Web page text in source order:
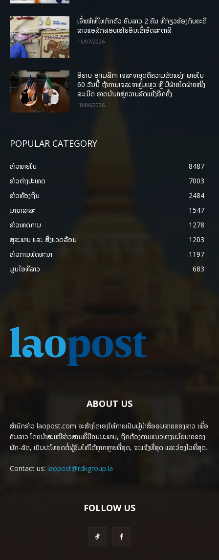
ເຈົ້າໜ້າທີ່ໄທກັກຕົວ ຄົນລາວ 2 ຄົນ ທີ່ກ່ຽວຂ້ອງກັບຄະດີ
ສາວແອລັກລອບເຮໂຣອີນເຂົ້າອົດສະຕາລີ
16/07/2026
ອີຣານ-ອາເມລິກາ ເຈລະຈາຍຸດຕິຄວາມຂັດແຍ່ງ! ພາຍໃນ
60 ວັນນີ້ ຖ້າການເຈລະຈາຫຼົ້ມເຫຼວ ຫຼື ມີຝ່າຍໃດຝ່າຍໜຶ່ງ
ລະເມີດ ອາດນໍາມາສູ່ຄວາມຂັດແຍ້ງອີກຄັ້ງ
18/06/2026
POPULAR CATEGORY
ຂ່າວພາຍ​ໃນ
8487
ຂ່າວຕ່າງປະເທດ
7003
ຂ່າວທ້ອງຖິ່ນ
2484
ນານາສາລະ
1547
ຂ່າວເຫດການ
1278
ສຸຂະພາບ ແລະ ສີ່ງແວດລ້ອມ
1203
ຂ່າວການພັດທະນາ
1197
ມູມໄອທີລາວ
683
ABOUT US
ສຳນັກຂ່າວ laopost.com ຈະສ້າງໂຕເອງໃຫ້ກາຍເປັນຜູ້ນຳສື່ອອນລາຍຂອງລາວ ເພື່ອ
ຄົນລາວ ໂດຍນຳສະເໜີຂ່າວສານທີ່ມີຄຸນນະພາບ, ຖືກຕ້ອງຕາມແນວທາງນະໂຍບາຍຂອງ
ພັກ-ລັດ, ເປັນປະໂຫຍດຕໍ່ຜູ້ຊົມໃຫ້ໄດ້ຫຼາກຫຼາຍທີ່ສຸດ, ຈະແຈ້ງທີ່ສຸດ ແລະວ່ອງໄວທີ່ສຸດ.
Contact us: laopost@rdkgroup.la
FOLLOW US